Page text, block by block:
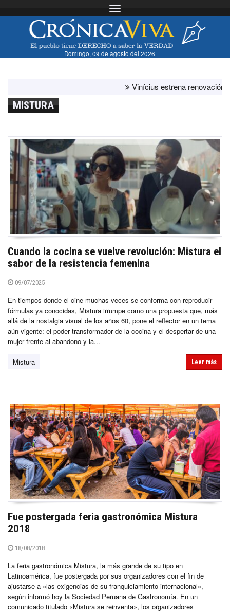
Toggle navigation
Domingo, 09 de agosto del 2026
Vinícius estrena renovación con
MISTURA
Cuando la cocina se vuelve revolución: Mistura el
sabor de la resistencia femenina
09/07/2025
En tiempos donde el cine muchas veces se conforma con reproducir
fórmulas ya conocidas, Mistura irrumpe como una propuesta que, más
allá de la nostalgia visual de los años 60, pone el reflector en un tema
aún vigente: el poder transformador de la cocina y el despertar de una
mujer frente al abandono y la...
Mistura Leer más
Fue postergada feria gastronómica Mistura
2018
18/08/2018
La feria gastronómica Mistura, la más grande de su tipo en
Latinoamérica, fue postergada por sus organizadores con el fin de
ajustarse a «las exigencias de su franquiciamiento internacional»,
según informó hoy la Sociedad Peruana de Gastronomía. En un
comunicado titulado «Mistura se reinventa», los organizadores